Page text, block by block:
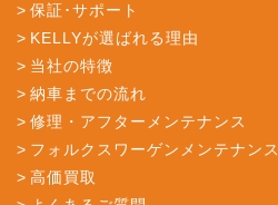
保証･サポート
KELLYが選ばれる理由
当社の特徴
納車までの流れ
修理・アフターメンテナンス
フォルクスワーゲンメンテナンス
高価買取